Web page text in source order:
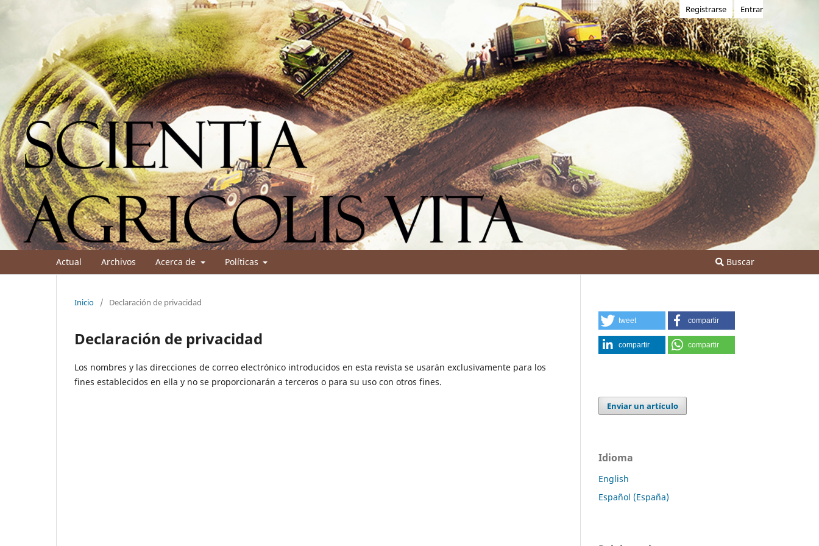
Actual Archivos Acerca de Políticas Buscar
Registrarse Entrar
Inicio / Declaración de privacidad
Declaración de privacidad
Los nombres y las direcciones de correo electrónico introducidos en esta revista se usarán exclusivamente para los
fines establecidos en ella y no se proporcionarán a terceros o para su uso con otros fines.
tweet compartir
compartir compartir
Enviar un artículo
Idioma
English
Español (España)